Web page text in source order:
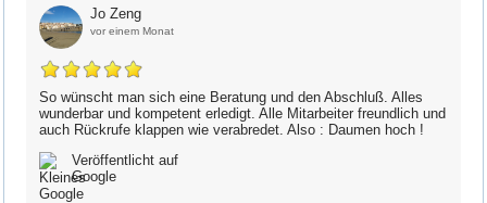
Jo Zeng
vor einem Monat
So wünscht man sich eine Beratung und den Abschluß. Alles
wunderbar und kompetent erledigt. Alle Mitarbeiter freundlich und
auch Rückrufe klappen wie verabredet. Also : Daumen hoch !
Veröffentlicht auf
Google